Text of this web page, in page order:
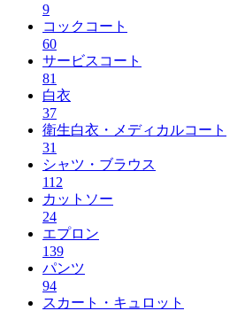
9
コックコート
60
サービスコート
81
白衣
37
衛生白衣・メディカルコート
31
シャツ・ブラウス
112
カットソー
24
エプロン
139
パンツ
94
スカート・キュロット